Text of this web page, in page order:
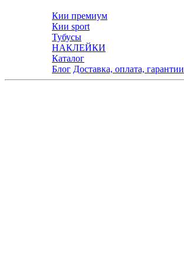
Кии премиум
Кии sport
Тубусы
НАКЛЕЙКИ
Каталог
Блог Доставка, оплата, гарантии